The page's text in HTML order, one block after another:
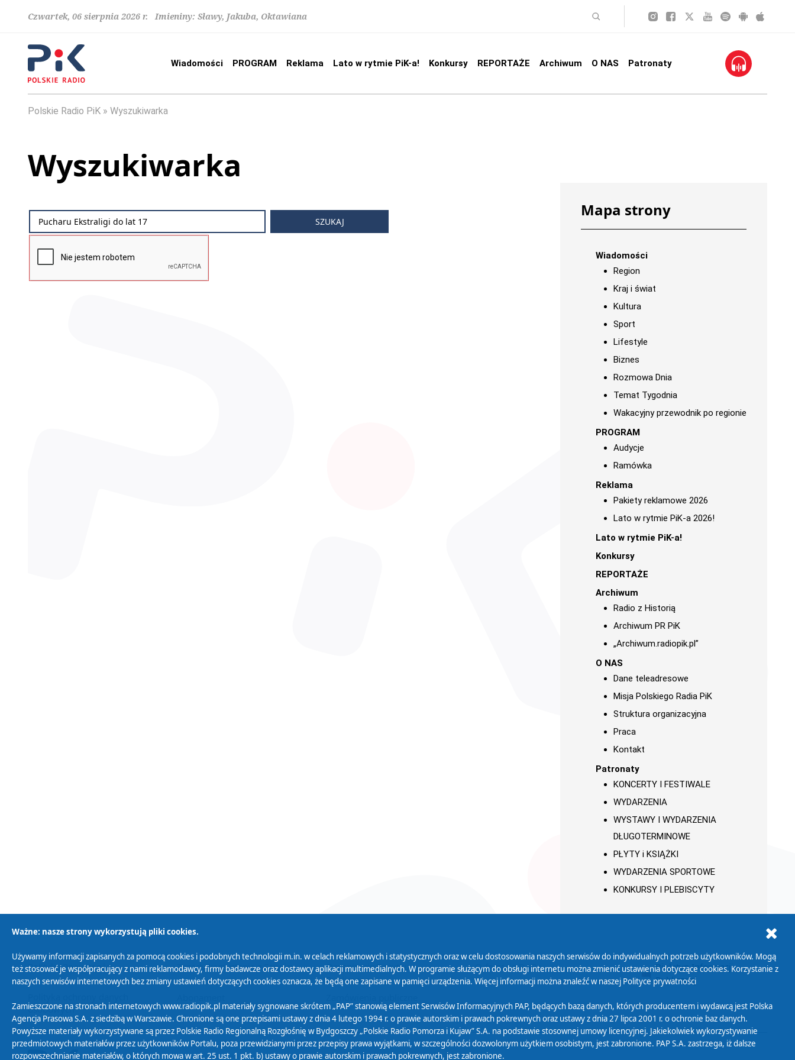
Czwartek, 06 sierpnia 2026 r. Imieniny: Sławy, Jakuba, Oktawiana
Wiadomości PROGRAM Reklama Lato w rytmie PiK-a! Konkursy REPORTAŻE Archiwum O NAS Patronaty
Polskie Radio PiK Wyszukiwarka
Wyszukiwarka
Mapa strony
Wiadomości
Region
Kraj i świat
Kultura
Sport
Lifestyle
Biznes
Rozmowa Dnia
Temat Tygodnia
Wakacyjny przewodnik po regionie
PROGRAM
Audycje
Ramówka
Reklama
Pakiety reklamowe 2026
Lato w rytmie PiK-a 2026!
Lato w rytmie PiK-a!
Konkursy
REPORTAŻE
Archiwum
Radio z Historią
Archiwum PR PiK
„Archiwum.radiopik.pl”
O NAS
Dane teleadresowe
Misja Polskiego Radia PiK
Struktura organizacyjna
Praca
Kontakt
Patronaty
KONCERTY I FESTIWALE
WYDARZENIA
WYSTAWY I WYDARZENIA
DŁUGOTERMINOWE
PŁYTY i KSIĄŻKI
WYDARZENIA SPORTOWE
KONKURSY I PLEBISCYTY
Polityka Prywatności Zasady korzystania z Serwisu
Organizacje Pożytku
Publicznego
Cyfryzacja DAB+
osobowych
Biuletyn Informacji
Publicznej
Ważne: nasze strony wykorzystują pliki cookies.
Używamy informacji zapisanych za pomocą cookies i podobnych technologii m.in. w celach reklamowych i statystycznych oraz w celu dostosowania naszych serwisów do indywidualnych potrzeb użytkowników. Mogą
też stosować je współpracujący z nami reklamodawcy, firmy badawcze oraz dostawcy aplikacji multimedialnych. W programie służącym do obsługi internetu można zmienić ustawienia dotyczące cookies. Korzystanie z
naszych serwisów internetowych bez zmiany ustawień dotyczących cookies oznacza, że będą one zapisane w pamięci urządzenia. Więcej informacji można znaleźć w naszej Polityce prywatności
Zamieszczone na stronach internetowych www.radiopik.pl materiały sygnowane skrótem „PAP” stanowią element Serwisów Informacyjnych PAP, będących bazą danych, których producentem i wydawcą jest Polska
Agencja Prasowa S.A. z siedzibą w Warszawie. Chronione są one przepisami ustawy z dnia 4 lutego 1994 r. o prawie autorskim i prawach pokrewnych oraz ustawy z dnia 27 lipca 2001 r. o ochronie baz danych.
Powyższe materiały wykorzystywane są przez Polskie Radio Regionalną Rozgłośnię w Bydgoszczy „Polskie Radio Pomorza i Kujaw” S.A. na podstawie stosownej umowy licencyjnej. Jakiekolwiek wykorzystywanie
przedmiotowych materiałów przez użytkowników Portalu, poza przewidzianymi przez przepisy prawa wyjątkami, w szczególności dozwolonym użytkiem osobistym, jest zabronione. PAP S.A. zastrzega, iż dalsze
rozpowszechnianie materiałów, o których mowa w art. 25 ust. 1 pkt. b) ustawy o prawie autorskim i prawach pokrewnych, jest zabronione.